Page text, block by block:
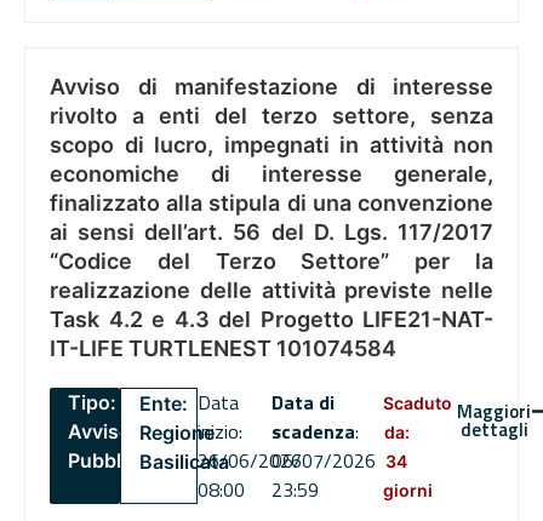
Avviso di manifestazione di interesse
rivolto a enti del terzo settore, senza
scopo di lucro, impegnati in attività non
economiche di interesse generale,
finalizzato alla stipula di una convenzione
ai sensi dell’art. 56 del D. Lgs. 117/2017
“Codice del Terzo Settore” per la
realizzazione delle attività previste nelle
Task 4.2 e 4.3 del Progetto LIFE21-NAT-
IT-LIFE TURTLENEST 101074584
Tipo:
Avviso
Pubblico
Ente:
Regione
Basilicata
Data
inizio:
26/06/2026
08:00
Data di
scadenza:
06/07/2026
23:59
Scaduto
da:
34
giorni
Maggiori
dettagli